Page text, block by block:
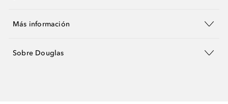
Más información
Sobre Douglas